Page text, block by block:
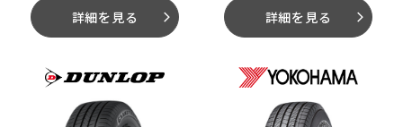
詳細を見る arrow_forward_ios 詳細を見る arrow_forward_ios